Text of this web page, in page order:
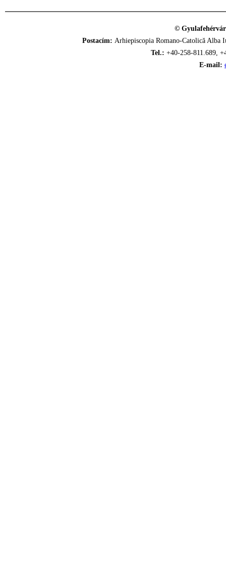
©
Postacím: Arhiepiscopia Romano-Catolică
Tel.: +40-258-811.689,
E-mail: